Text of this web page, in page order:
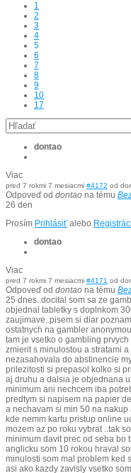
1
2
3
4
5
6
7
8
9
10
17
dontao
Viac
pred 7 rokmi 7 mesiacmi #4172 od
Odpoveď od dontao na tému
26 den
Prosím Prihlásiť alebo
dontao
Viac
pred 7 rokmi 7 mesiacmi #4171 od
Odpoveď od dontao na tému
25 dnes..docital som sa ze
objednal tabletky s doplnkom
zaujimave..pisem si diar
ostatnych na gambler
tam je vsetko o gambling
zmierit s minulostou a stratami
nezasahovala do abstinencie
prilezitosti si prepasol kolko si
aj druhu a dalsia je objednana
minimum ani nechcem iba
predtym si napisem na papier
a nechavam si min 50 na
kde nemm kartu pristup online
mozem az po roku vybrat ..tak
minimum davit prec od seba bo
anglicku som 10 rokou hraval
minulosti som mal problem ked
asi ako kazdy zavisly vsetko